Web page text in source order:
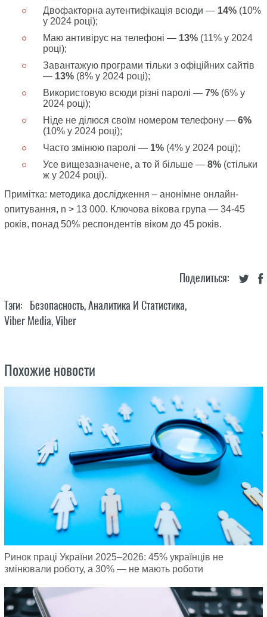
Двофакторна аутентифікація всюди — 14%(10%
у 2024 році);
Маю антивірус на телефоні — 13%(11% у 2024
році);
Завантажую програми тільки з офіційних сайтів
— 13%(8% у 2024 році);
Використовую всюди різні паролі — 7%(6% у
2024 році);
Ніде не ділюся своїм номером телефону — 6%
(10% у 2024 році);
Часто змінюю паролі — 1%(4% у 2024 році);
Усе вищезазначене, а то й більше — 8%(стільки
ж у 2024 році).
Примітка: методика дослідження – анонімне онлайн-
опитування, n > 13 000. Ключова вікова група — 34-45
років, понад 50% респондентів віком до 45 років.
Поделиться:
Тэги: Безопасность,Аналитика И Статистика,
Viber Media,Viber
Похожие новости
Ринок праці України 2025–2026: 45% українців не
змінювали роботу, а 30% — не мають роботи